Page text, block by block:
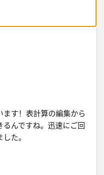
す！表計算の編集から
んですね。迅速にご回
た。